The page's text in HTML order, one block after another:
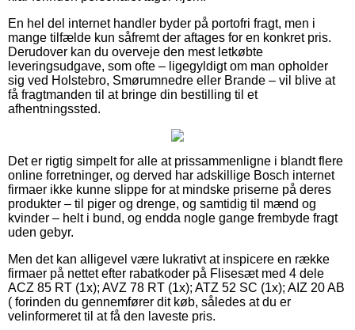
En hel del internet handler byder på portofri fragt, men i
mange tilfælde kun såfremt der aftages for en konkret pris.
Derudover kan du overveje den mest letkøbte
leveringsudgave, som ofte – ligegyldigt om man opholder
sig ved Holstebro, Smørumnedre eller Brande – vil blive at
få fragtmanden til at bringe din bestilling til et
afhentningssted.
Det er rigtig simpelt for alle at prissammenligne i blandt flere
online forretninger, og derved har adskillige Bosch internet
firmaer ikke kunne slippe for at mindske priserne på deres
produkter – til piger og drenge, og samtidig til mænd og
kvinder – helt i bund, og endda nogle gange frembyde fragt
uden gebyr.
Men det kan alligevel være lukrativt at inspicere en række
firmaer på nettet efter rabatkoder på Flisesæt med 4 dele
ACZ 85 RT (1x); AVZ 78 RT (1x); ATZ 52 SC (1x); AIZ 20 AB
( forinden du gennemfører dit køb, således at du er
velinformeret til at få den laveste pris.